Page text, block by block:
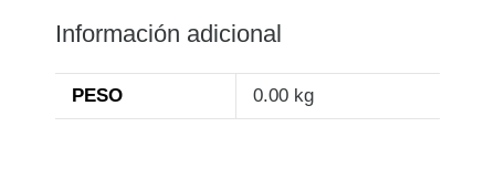
Información adicional
PESO 0.00 kg